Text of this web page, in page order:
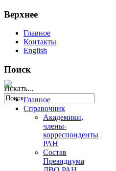
Верхнее
Главное
Контакты
English
Поиск
Искать...
Главное
Справочник
Академики,
члены-
корреспонденты
РАН
Состав
Президиума